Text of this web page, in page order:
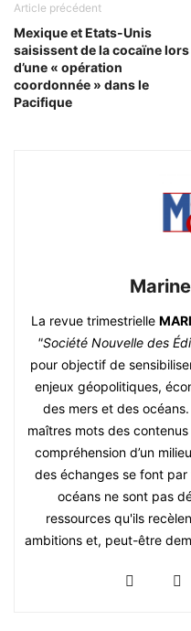
Article précédent
Mexique et Etats-Unis
saisissent de la cocaïne lors
d’une « opération
coordonnée » dans le
Pacifique
La revue trimestrielle
"Société Nouvelle des
pour objectif de
enjeux géopolitiques,
des mers et des
maîtres mots des
compréhension d’un
des échanges se font par
océans ne sont pas
ressources qu'ils
ambitions et, peut-être